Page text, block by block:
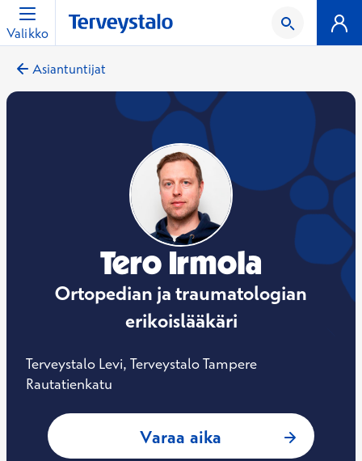
Valikko
Asiantuntijat
Tero Irmola
Ortopedian ja traumatologian
erikoislääkäri
Terveystalo Levi, Terveystalo Tampere
Rautatienkatu
Varaa aika : Tero Irmola,